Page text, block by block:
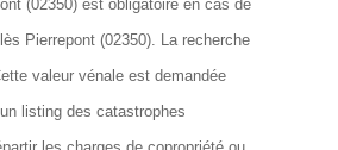
(02350) est obligatoire en cas de
Pierrepont (02350). La recherche
valeur vénale est demandée
listing des catastrophes